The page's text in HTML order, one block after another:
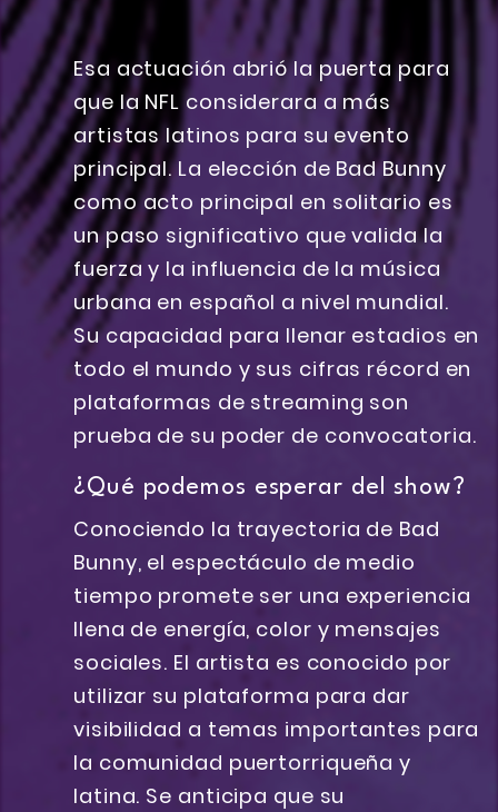
Esa actuación abrió la puerta para
que la NFL considerara a más
artistas latinos para su evento
principal. La elección de Bad Bunny
como acto principal en solitario es
un paso significativo que valida la
fuerza y la influencia de la música
urbana en español a nivel mundial.
Su capacidad para llenar estadios en
todo el mundo y sus cifras récord en
plataformas de streaming son
prueba de su poder de convocatoria.
¿Qué podemos esperar del show?
Conociendo la trayectoria de Bad
Bunny, el espectáculo de medio
tiempo promete ser una experiencia
llena de energía, color y mensajes
sociales. El artista es conocido por
utilizar su plataforma para dar
visibilidad a temas importantes para
la comunidad puertorriqueña y
latina. Se anticipa que su